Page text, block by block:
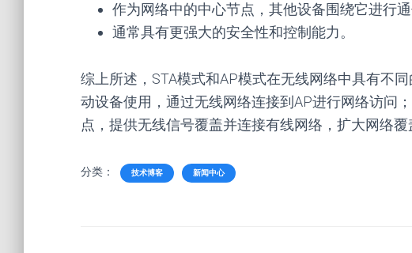
作为网络中的中心节点，其他设备围绕它进行通
通常具有更强大的安全性和控制能力。
综上所述，STA模式和AP模式在无线网络中具有不
动设备使用，通过无线网络连接到AP进行网络访问
点，提供无线信号覆盖并连接有线网络，扩大网络覆
分类： 技术博客 新闻中心